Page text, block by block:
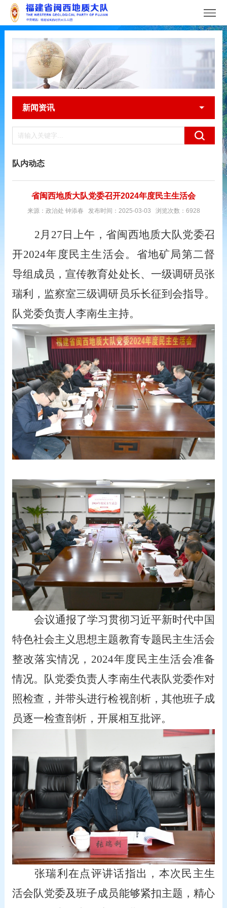
新闻资讯
队内动态
省闽西地质大队党委召开2024年度民主生活会
来源：政治处 钟添春 发布时间：2025-03-03 浏览次数：6928
2月27日上午，省闽西地质大队党委召
开2024年度民主生活会。省地矿局第二督
导组成员，宣传教育处处长、一级调研员张
瑞利，监察室三级调研员乐长征到会指导。
队党委负责人李南生主持。
会议通报了学习贯彻习近平新时代中国
特色社会主义思想主题教育专题民主生活会
整改落实情况， 2024年度民主生活会准备
情况。队党委负责人李南生代表队党委作对
照检查，并带头进行检视剖析，其他班子成
员逐一检查剖析，开展相互批评。
张瑞利在点评讲话指出，本次民主生
活会队党委及班子成员能够紧扣主题，精心